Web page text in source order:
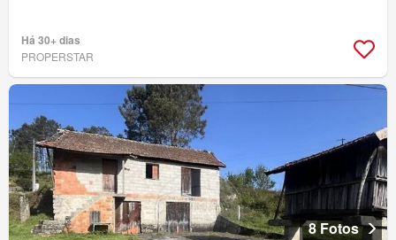
Há 30+ dias
PROPERSTAR
8 Fotos